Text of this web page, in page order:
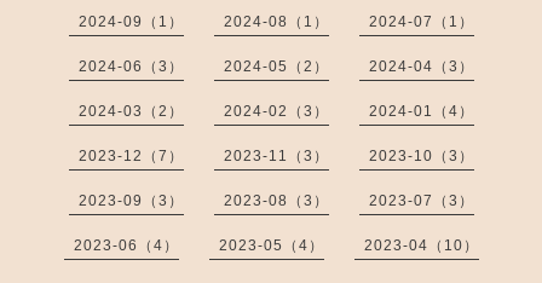
2024-09（1） 2024-08（1） 2024-07（1）
2024-06（3） 2024-05（2） 2024-04（3）
2024-03（2） 2024-02（3） 2024-01（4）
2023-12（7） 2023-11（3） 2023-10（3）
2023-09（3） 2023-08（3） 2023-07（3）
2023-06（4） 2023-05（4） 2023-04（10）